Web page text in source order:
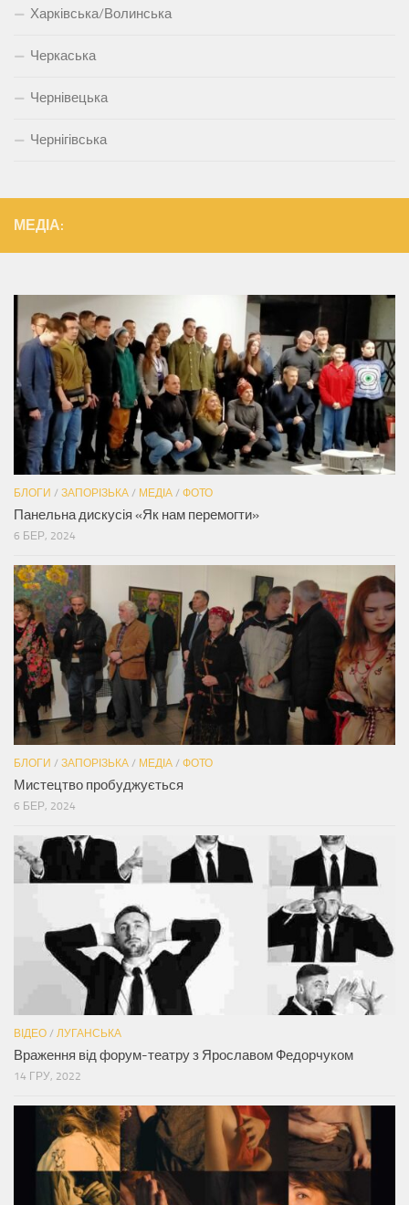
Харківська/Волинська
Черкаська
Чернівецька
Чернігівська
МЕДІА:
БЛОГИ / ЗАПОРІЗЬКА / МЕДІА / ФОТО
Панельна дискусія «Як нам перемогти»
6 БЕР, 2024
БЛОГИ / ЗАПОРІЗЬКА / МЕДІА / ФОТО
Мистецтво пробуджується
6 БЕР, 2024
ВІДЕО / ЛУГАНСЬКА
Враження від форум-театру з Ярославом Федорчуком
14 ГРУ, 2022